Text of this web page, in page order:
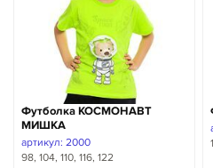
Футболка КОСМОНАВТ
МИШКА
артикул: 2000
98, 104, 110, 116, 122